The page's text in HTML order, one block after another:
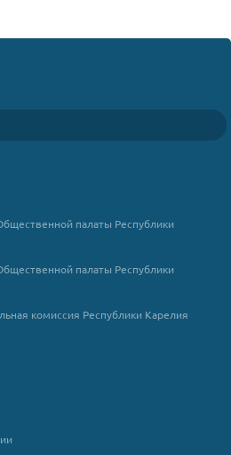
палаты Республики
палаты Республики
комиссия Республики Карелия